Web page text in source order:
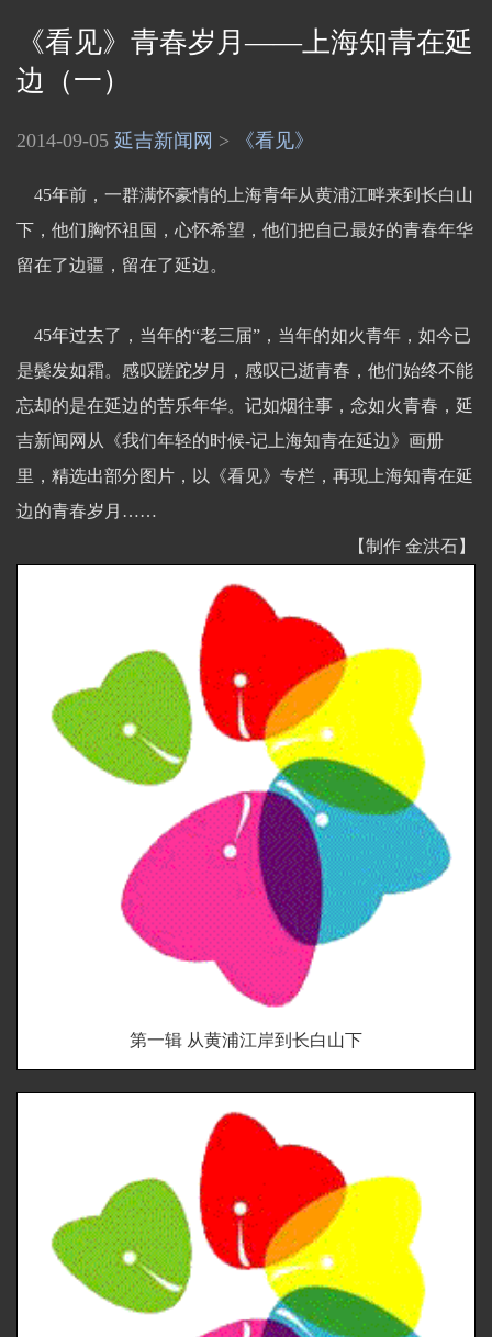
《看见》青春岁月——上海知青在延
边（一）
2014-09-05 延吉新闻网 > 《看见》
45年前，一群满怀豪情的上海青年从黄浦江畔来到长白山
下，他们胸怀祖国，心怀希望，他们把自己最好的青春年华
留在了边疆，留在了延边。
45年过去了，当年的“老三届”，当年的如火青年，如今已
是鬓发如霜。感叹蹉跎岁月，感叹已逝青春，他们始终不能
忘却的是在延边的苦乐年华。记如烟往事，念如火青春，延
吉新闻网从《我们年轻的时候-记上海知青在延边》画册
里，精选出部分图片，以《看见》专栏，再现上海知青在延
边的青春岁月……
【制作 金洪石】
第一辑 从黄浦江岸到长白山下